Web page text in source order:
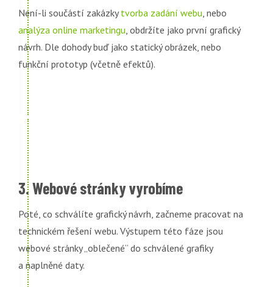
Není-li součástí zakázkytvorba zadání webu, nebo
analýza online marketingu, obdržíte jako první grafický
návrh. Dle dohody buď jako statický obrázek, nebo
funkční prototyp (včetně efektů).
3. Webové stránky vyrobíme
Poté, co schválíte grafický návrh, začneme pracovat na
technickém řešení webu. Výstupem této fáze jsou
webové stránky „oblečené“ do schválené grafiky
a naplněné daty.